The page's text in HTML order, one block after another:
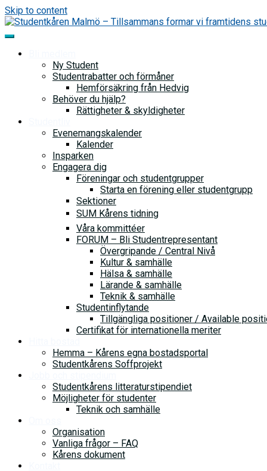
Skip to content
Ny Student
Studentrabatter och förmåner
Hemförsäkring från Hedvig
Behöver du hjälp?
Rättigheter & skyldigheter
Evenemangskalender
Kalender
Insparken
Engagera dig
Föreningar och studentgrupper
Starta en förening eller studentgrupp
Sektioner
SUM Kårens tidning
Våra kommittéer
FORUM – Bli Studentrepresentant
Övergripande / Central Nivå
Kultur & samhälle
Hälsa & samhälle
Lärande & samhälle
Teknik & samhälle
Studentinflytande
Tillgängliga positioner / Available
Certifikat för internationella meriter
Hemma – Kårens egna bostadsportal
Studentkårens Soffprojekt
Studentkårens litteraturstipendiet
Möjligheter för studenter
Teknik och samhälle
Organisation
Vanliga frågor – FAQ
Kårens dokument